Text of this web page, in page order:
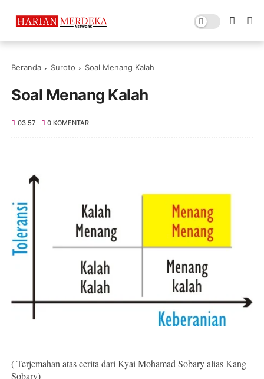
Beranda Suroto Soal Menang Kalah
Soal Menang Kalah
03.57 0 KOMENTAR
( Terjemahan atas cerita dari Kyai Mohamad Sobary alias Kang
Sobary)